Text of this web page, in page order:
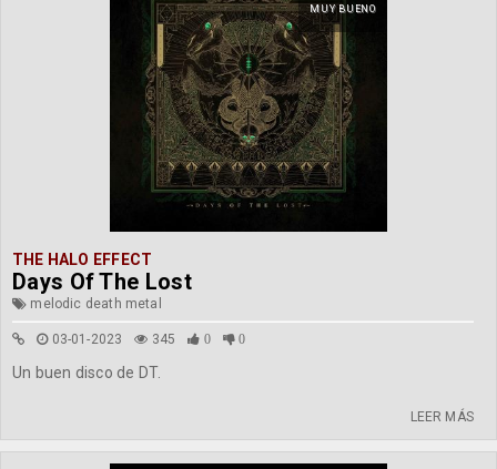
MUY BUENO
THE HALO EFFECT
Days Of The Lost
melodic death metal
03-01-2023 345 0 0
Un buen disco de DT.
LEER MÁS